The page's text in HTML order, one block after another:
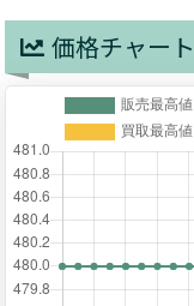
価格チャート